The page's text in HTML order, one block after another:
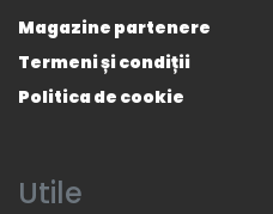
Magazine partenere
Termeni și condiții
Politica de cookie
Utile